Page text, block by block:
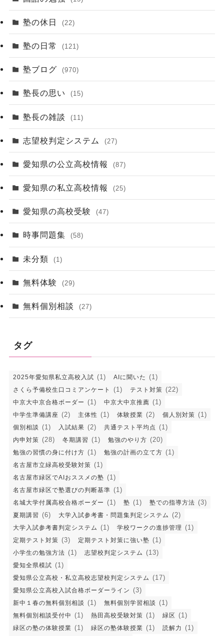
塾の休日 (22)
塾の日常 (121)
塾ブログ (970)
塾長の思い (15)
塾長の雑談 (11)
志望校判定システム (27)
愛知県の公立高校情報 (87)
愛知県の私立高校情報 (25)
愛知県の高校受験 (47)
時事問題集 (58)
未分類 (1)
無料体験 (29)
無料個別相談 (27)
タグ
2025年愛知県私立高校入試 (1) AIに聞いた (1)
さくら予備校生口コミアンケート (1) テスト対策 (22)
中京大中京合格ボーダー (1) 中京大中京推薦 (1)
中学生準備講座 (2) 主体性 (1) 体験授業 (2) 個人別対策 (1)
個別相談 (1) 入試結果 (2) 共通テスト平均点 (1)
内申対策 (28) 冬期講習 (1) 勉強のやり方 (20)
勉強の習慣の身に付け方 (1) 勉強の計画の立て方 (1)
名古屋市立緑高校受験対策 (1)
名古屋市緑区でAIおススメの塾 (1)
名古屋市緑区で塾選びの判断基準 (1)
名城大学付属高校合格ボーダー (1) 塾 (1) 塾での指導方法 (3)
夏期講習 (6) 大学入試参考書・問題集判定システム (2)
大学入試参考書判定システム (1) 学校ワークの進捗管理 (1)
定期テスト対策 (3) 定期テスト対策に強い塾 (1)
小学生の勉強方法 (1) 志望校判定システム (13)
愛知全県模試 (1)
愛知県公立高校・私立高校志望校判定システム (17)
愛知県公立高校入試合格ボーダーライン (3)
新中１春の無料個別相談 (1) 無料個別学習相談 (1)
無料個別相談受付中 (1) 熱田高校受験対策 (1) 緑区 (1)
緑区の塾の体験授業 (1) 緑区の塾体験授業 (1) 読解力 (1)